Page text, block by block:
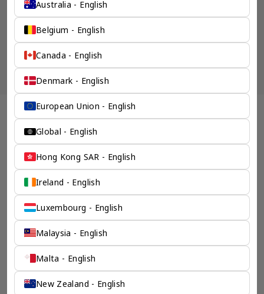
奕资环球 ™（中国内
地） 企业服务
Australia - English
Belgium - English
Canada - English
Denmark - English
European Union - English
Global - English
Hong Kong SAR - English
Ireland - English
Luxembourg - English
Malaysia - English
Malta - English
New Zealand - English